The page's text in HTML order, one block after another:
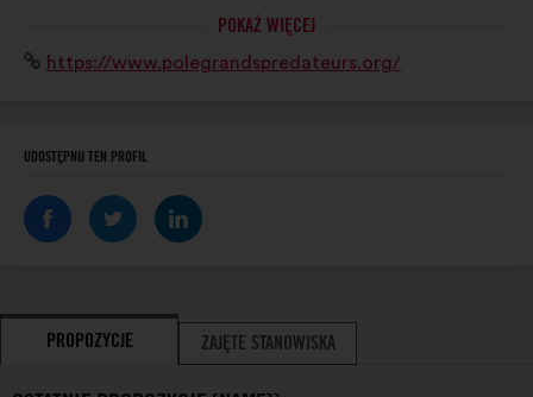
à l'importance d'avoir ces espèces dans nos
écosystèmes. La connaissance est la clé essentielle
pour aller sur le chemin d'une cohabitation réussie
POKAŻ WIĘCEJ
Strona
https://www.polegrandspredateurs.org/
UDOSTĘPNIJ TEN PROFIL
PROPOZYCJE ZAJĘTE STANOWISKA